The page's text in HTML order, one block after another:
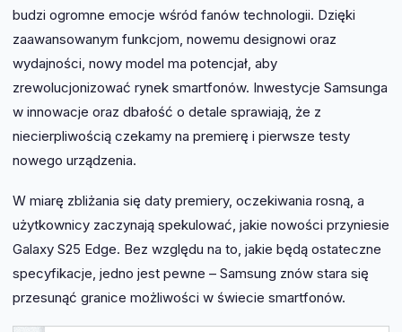
budzi ogromne emocje wśród fanów technologii. Dzięki
zaawansowanym funkcjom, nowemu designowi oraz
wydajności, nowy model ma potencjał, aby
zrewolucjonizować rynek smartfonów. Inwestycje Samsunga
w innowacje oraz dbałość o detale sprawiają, że z
niecierpliwością czekamy na premierę i pierwsze testy
nowego urządzenia.
W miarę zbliżania się daty premiery, oczekiwania rosną, a
użytkownicy zaczynają spekulować, jakie nowości przyniesie
Galaxy S25 Edge. Bez względu na to, jakie będą ostateczne
specyfikacje, jedno jest pewne – Samsung znów stara się
przesunąć granice możliwości w świecie smartfonów.